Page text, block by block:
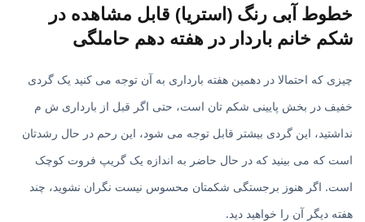
خطوط آبی رنگ (استریا) قابل مشاهده در
شکم خانم باردار در هفته دهم حاملگی
چیزی که احتمالا در دهمین هفته بارداری به آن توجه می کنید یک گردی
خفیف در بخش پایینی شکم تان است، حتی اگر قبل از بارداری ش م
نداشتید، این گردی بیشتر قابل توجه می شود، این رحم در حال رشدتان
است که می بینید که در حال حاضر به اندازه یک گریپ فروت کوچک
است. اگر هنوز برجستگی شکمتان محسوس نیست نگران نشوید، چند
هفته دیگر آن را خواهید دید.